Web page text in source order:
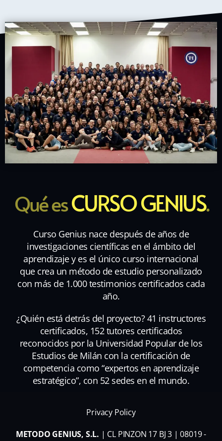
Qué esCURSO GENIUS.
Curso Genius nace después de años de
investigaciones científicas en el ámbito del
aprendizaje y es el único curso internacional
que crea un método de estudio personalizado
con más de 1.000 testimonios certificados cada
año.
¿Quién está detrás del proyecto? 41 instructores
certificados, 152 tutores certificados
reconocidos por la Universidad Popular de los
Estudios de Milán con la certificación de
competencia como “expertos en aprendizaje
estratégico”, con 52 sedes en el mundo.
Privacy Policy
METODO GENIUS, S.L. | CL PINZON 17 BJ 3 | 08019 -